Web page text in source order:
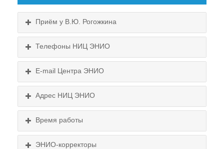
Схема проезда
Выходные:
Схема проезда
Выходные:
Приём у В.Ю. Рогожкина
Телефоны НИЦ ЭНИО
E-mail Центра ЭНИО
Адрес НИЦ ЭНИО
Время работы
ЭНИО-корректоры